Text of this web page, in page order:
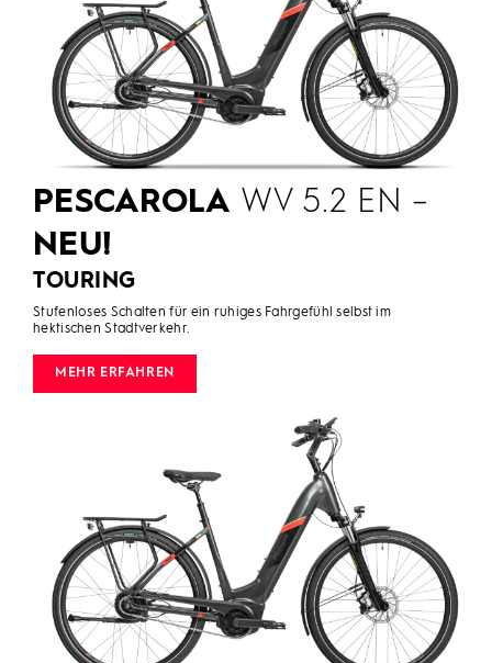
PESCAROLA WV 5.2 EN –
NEU!
TOURING
Stufenloses Schalten für ein ruhiges Fahrgefühl selbst im
hektischen Stadtverkehr.
MEHR ERFAHREN